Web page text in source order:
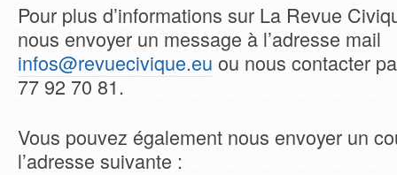
Pour plus d’informations sur La Revue
nous envoyer un message à l’adresse mail
infos@revuecivique.eu ou nous contacter
77 92 70 81.
Vous pouvez également nous envoyer un
l’adresse suivante :